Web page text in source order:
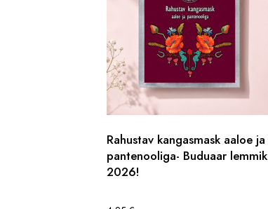
Rahustav kangasmask aaloe ja
pantenooliga- Buduaar lemmik
2026!